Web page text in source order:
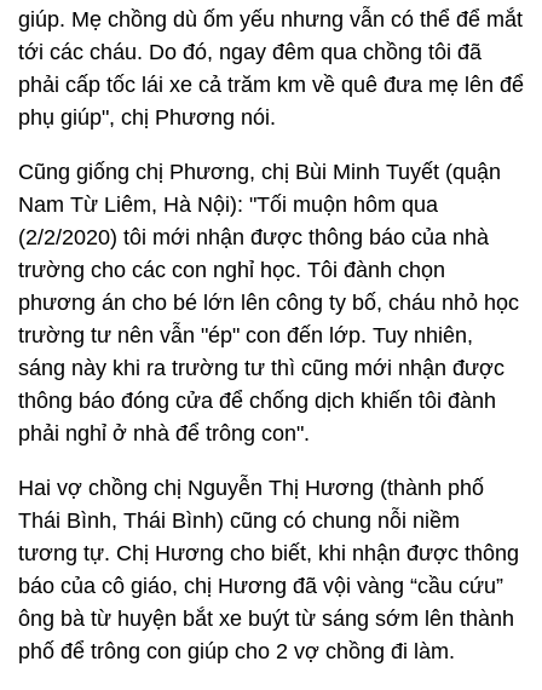
giúp. Mẹ chồng dù ốm yếu nhưng vẫn có thể để mắt
tới các cháu. Do đó, ngay đêm qua chồng tôi đã
phải cấp tốc lái xe cả trăm km về quê đưa mẹ lên để
phụ giúp", chị Phương nói.
Cũng giống chị Phương, chị Bùi Minh Tuyết (quận
Nam Từ Liêm, Hà Nội): "Tối muộn hôm qua
(2/2/2020) tôi mới nhận được thông báo của nhà
trường cho các con nghỉ học. Tôi đành chọn
phương án cho bé lớn lên công ty bố, cháu nhỏ học
trường tư nên vẫn "ép" con đến lớp. Tuy nhiên,
sáng này khi ra trường tư thì cũng mới nhận được
thông báo đóng cửa để chống dịch khiến tôi đành
phải nghỉ ở nhà để trông con".
Hai vợ chồng chị Nguyễn Thị Hương (thành phố
Thái Bình, Thái Bình) cũng có chung nỗi niềm
tương tự. Chị Hương cho biết, khi nhận được thông
báo của cô giáo, chị Hương đã vội vàng “cầu cứu”
ông bà từ huyện bắt xe buýt từ sáng sớm lên thành
phố để trông con giúp cho 2 vợ chồng đi làm.